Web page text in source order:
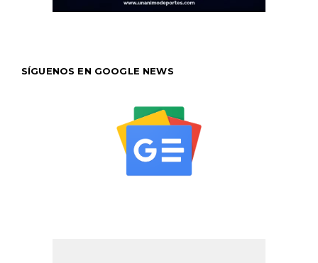
SÍGUENOS EN GOOGLE NEWS